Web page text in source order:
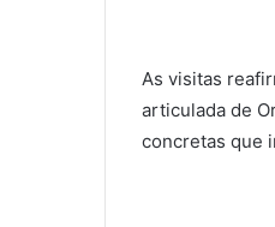
As visitas
articulada de
concretas que